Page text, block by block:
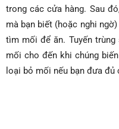
trong các cửa hàng. Sau
mà bạn biết (hoặc nghi
tìm mối để ăn. Tuyến
mối cho đến khi chúng
loại bỏ mối nếu bạn đưa